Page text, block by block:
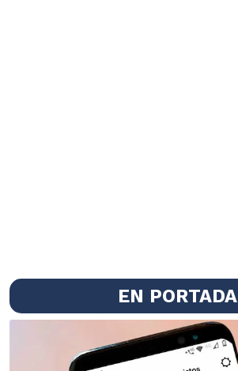
EN PORTADA